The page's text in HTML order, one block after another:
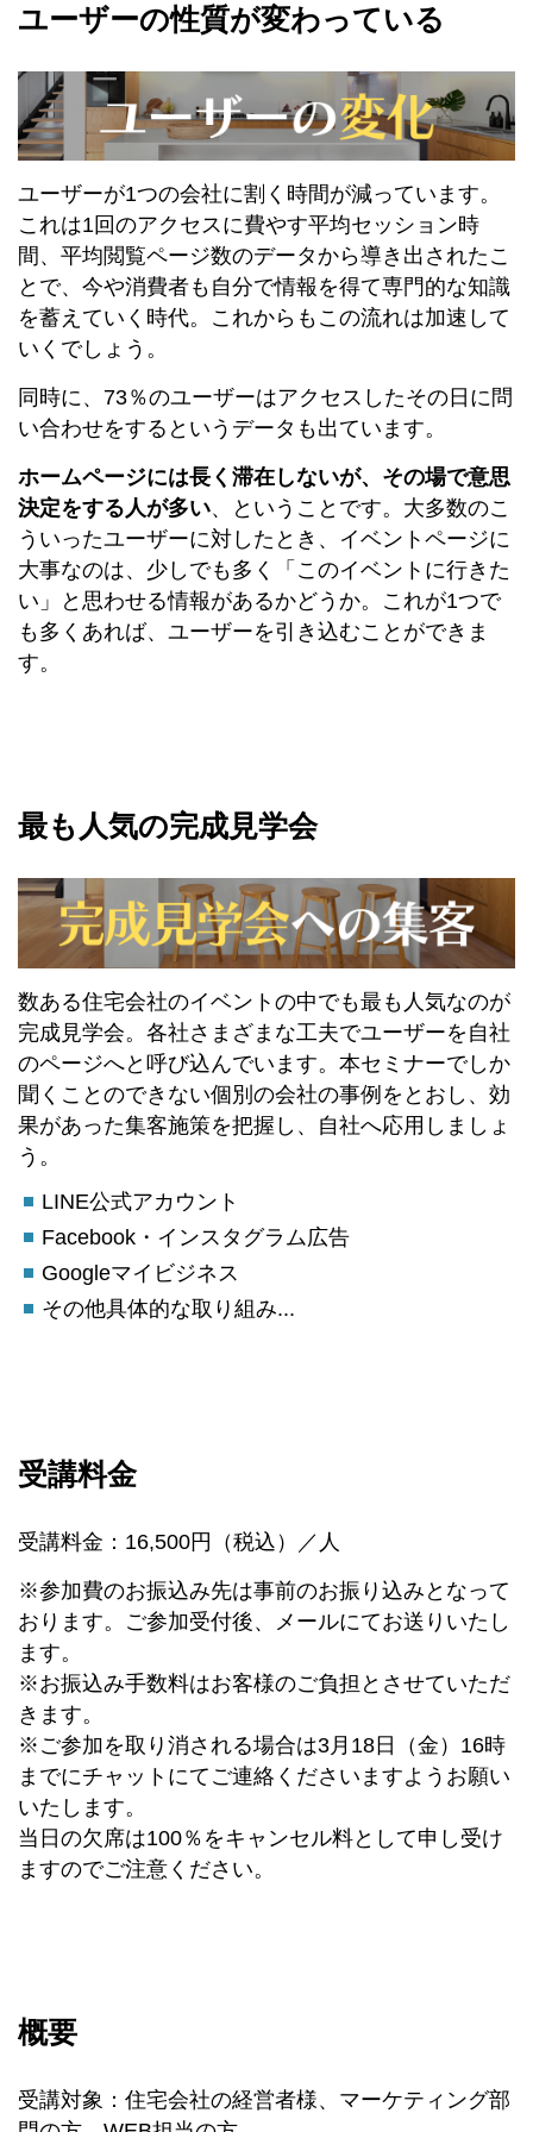
ユーザーの性質が変わっている
ユーザーが1つの会社に割く時間が減っています。
これは1回のアクセスに費やす平均セッション時
間、平均閲覧ページ数のデータから導き出されたこ
とで、今や消費者も自分で情報を得て専門的な知識
を蓄えていく時代。これからもこの流れは加速して
いくでしょう。
同時に、73％のユーザーはアクセスしたその日に問
い合わせをするというデータも出ています。
ホームページには長く滞在しないが、その場で意思
決定をする人が多い、ということです。大多数のこ
ういったユーザーに対したとき、イベントページに
大事なのは、少しでも多く「このイベントに行きた
い」と思わせる情報があるかどうか。これが1つで
も多くあれば、ユーザーを引き込むことができま
す。
最も人気の完成見学会
数ある住宅会社のイベントの中でも最も人気なのが
完成見学会。各社さまざまな工夫でユーザーを自社
のページへと呼び込んでいます。本セミナーでしか
聞くことのできない個別の会社の事例をとおし、効
果があった集客施策を把握し、自社へ応用しましょ
う。
LINE公式アカウント
Facebook・インスタグラム広告
Googleマイビジネス
その他具体的な取り組み...
受講料金
受講料金：16,500円（税込）／人
※参加費のお振込み先は事前のお振り込みとなって
おります。ご参加受付後、メールにてお送りいたし
ます。
※お振込み手数料はお客様のご負担とさせていただ
きます。
※ご参加を取り消される場合は3月18日（金）16時
までにチャットにてご連絡くださいますようお願い
いたします。
当日の欠席は100％をキャンセル料として申し受け
ますのでご注意ください。
概要
受講対象：住宅会社の経営者様、マーケティング部